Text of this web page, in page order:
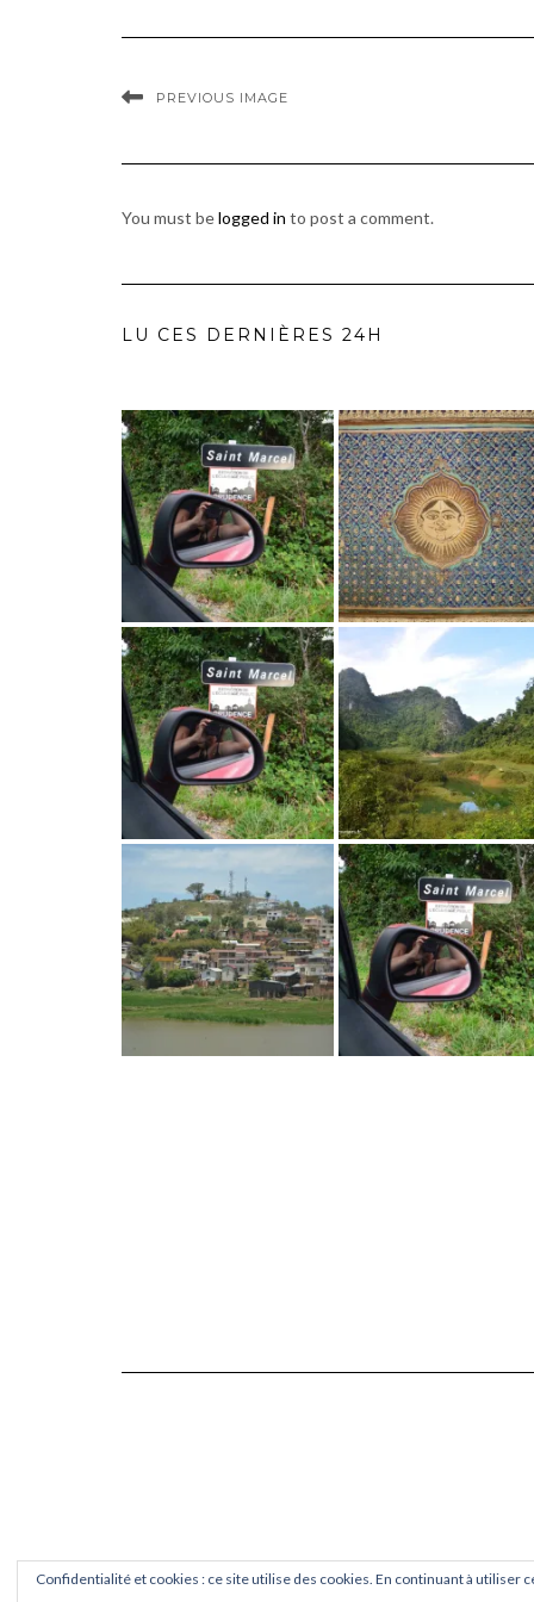
PREVIOUS IMAGE
You must belogged in to post a comment.
LU CES DERNIÈRES 24H
Confidentialité et cookies : ce site utilise des cookies. En continuant à utiliser